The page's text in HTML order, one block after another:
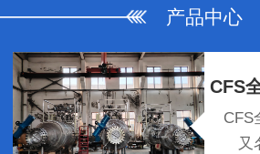
伙伴。
产品中心
CFS
CFS
又